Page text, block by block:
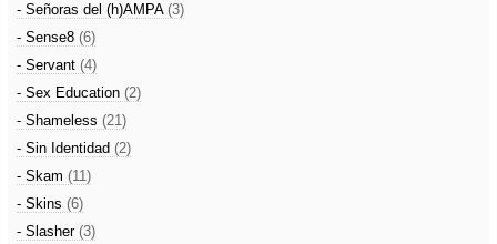
- Señoras del (h)AMPA (3)
- Sense8 (6)
- Servant (4)
- Sex Education (2)
- Shameless (21)
- Sin Identidad (2)
- Skam (11)
- Skins (6)
- Slasher (3)